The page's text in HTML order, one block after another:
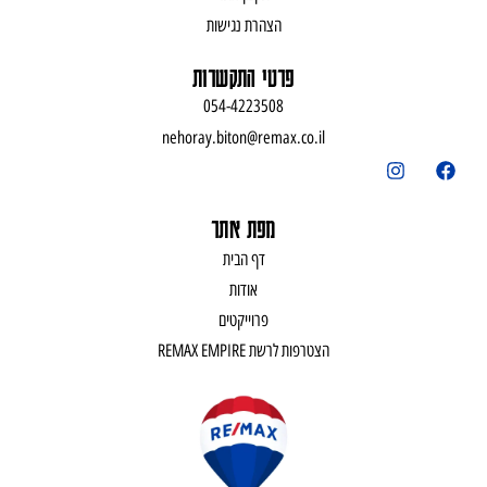
הצהרת נגישות
פרטי התקשרות
054-4223508
nehoray.biton@remax.co.il
מפת אתר
דף הבית
אודות
פרוייקטים
הצטרפות לרשת REMAX EMPIRE